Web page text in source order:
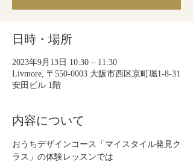
日時・場所
2023年9月13日 10:30 – 11:30
Livmore, 〒550-0003 大阪市西区京町堀1-8-31
安田ビル 1階
内容について
おうちデザインコース「マイスタイル発見ク
ラス」の体験レッスンでは